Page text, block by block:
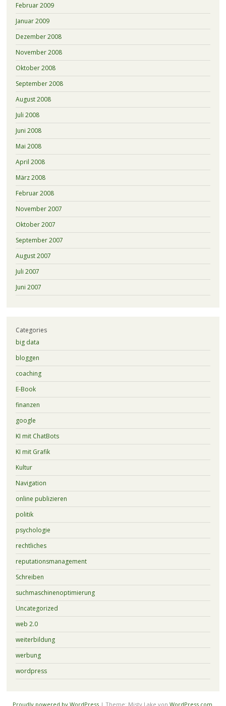
Februar 2009
Januar 2009
Dezember 2008
November 2008
Oktober 2008
September 2008
August 2008
Juli 2008
Juni 2008
Mai 2008
April 2008
März 2008
Februar 2008
November 2007
Oktober 2007
September 2007
August 2007
Juli 2007
Juni 2007
Categories
big data
bloggen
coaching
E-Book
finanzen
google
KI mit ChatBots
KI mit Grafik
Kultur
Navigation
online publizieren
politik
psychologie
rechtliches
reputationsmanagement
Schreiben
suchmaschinenoptimierung
Uncategorized
web 2.0
weiterbildung
werbung
wordpress
Proudly powered by WordPress | Theme: Misty Lake von WordPress.com